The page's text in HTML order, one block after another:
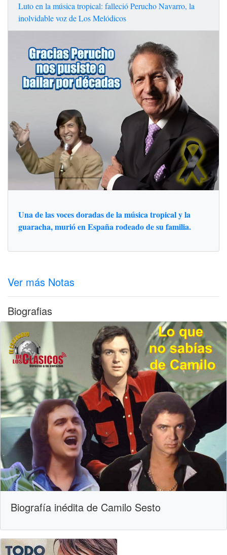
Luto en la música tropical: falleció Perucho Navarro, la
inolvidable voz de Los Melódicos
Una de las voces doradas de la música tropical y la
guaracha, murió en España rodeado de su familia.
Ver más Notas
Biografias
Biografía inédita de Camilo Sesto